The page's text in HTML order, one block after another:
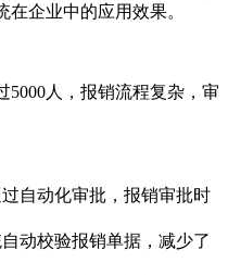
企业中的应用效果。
5000人，报销流程复杂，审
过自动化审批，报销审批时
自动校验报销单据，减少了